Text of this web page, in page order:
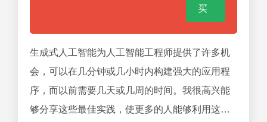
买
生成式人工智能为人工智能工程师提供了许多机
会，可以在几分钟或几小时内构建强大的应用程
序，而以前需要几天或几周的时间。我很高兴能
够分享这些最佳实践，使更多的人能够利用这…